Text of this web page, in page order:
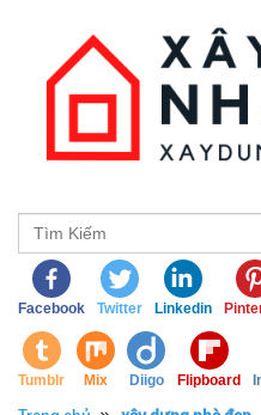
Facebook Twitter Linkedin
Tumblr Mix Diigo Flipboard